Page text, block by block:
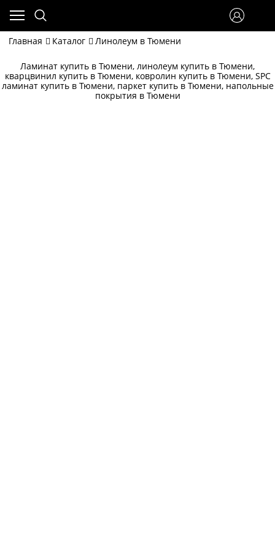
Главная Каталог Линолеум в Тюмени
Ламинат купить в Тюмени, линолеум купить в Тюмени,
кварцвинил купить в Тюмени, ковролин купить в Тюмени, SPC
ламинат купить в Тюмени, паркет купить в Тюмени, напольные
покрытия в Тюмени